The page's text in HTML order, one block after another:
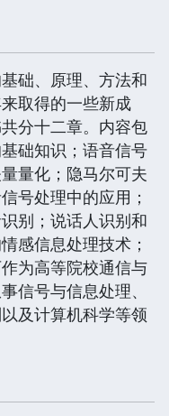
础、原理、方法和
取得的一些新成
分十二章。内容包
础知识；语音信号
量化；隐马尔可夫
号处理中的应用；
别；说话人识别和
感信息处理技术；
为高等院校通信与
信号与信息处理、
及计算机科学等领